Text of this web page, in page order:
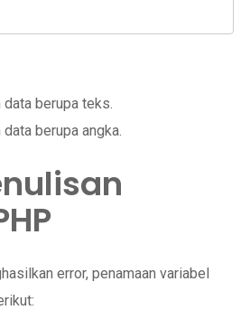
berupa teks.
berupa angka.
error, penamaan variabel